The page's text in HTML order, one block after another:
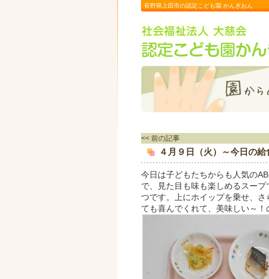
長野県上田市の認定こども園 かんぎおん
<< 前の記事
４月９日（火）～今日の給
今日は子どもたちからも人気の
で、見た目も味も楽しめるスー
つです。上にホイップを乗せ、
ても喜んでくれて、美味しい～